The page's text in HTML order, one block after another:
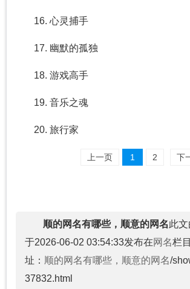
16. 心灵捕手
17. 幽默的孤独
18. 游戏高手
19. 音乐之魂
20. 旅行家
上一页 1 2 下
顺的网名有哪些，顺意的网名此文
于2026-06-02 03:54:33发布在网名栏
址： 顺的网名有哪些，顺意的网名/
37832.html